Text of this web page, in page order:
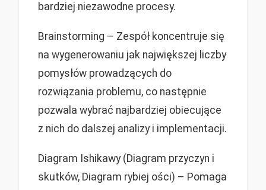
bardziej niezawodne procesy.
Brainstorming – Zespół koncentruje się
na wygenerowaniu jak największej liczby
pomysłów prowadzących do
rozwiązania problemu, co następnie
pozwala wybrać najbardziej obiecujące
z nich do dalszej analizy i implementacji.
Diagram Ishikawy (Diagram przyczyn i
skutków, Diagram rybiej ości) – Pomaga